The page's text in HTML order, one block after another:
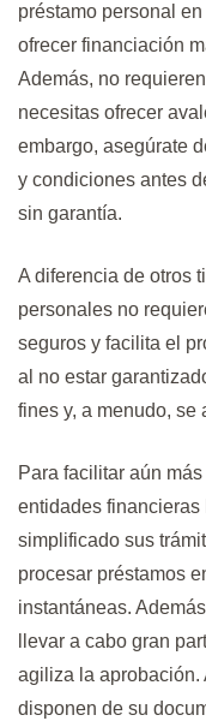
préstamo personal
ofrecer financiación
Además, no
necesitas ofrecer
embargo, asegúrate
y condiciones antes
sin garantía.
A diferencia de otros
personales no
seguros y facilita el
al no estar
fines y, a menudo, se
Para facilitar aún
entidades
simplificado sus
procesar préstamos
instantáneas.
llevar a cabo gran
agiliza la aprobación.
disponen de su